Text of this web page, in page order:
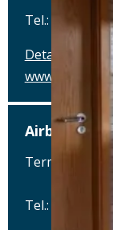
Tel.: Tel.:
Details
Airbräu am
Tel.: Tel.: 089 -